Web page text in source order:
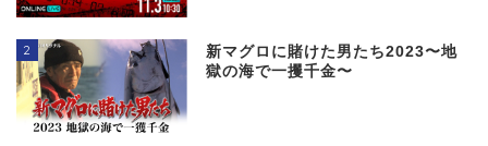
2
新マグロに賭けた男たち2023〜地
獄の海で一攫千金〜